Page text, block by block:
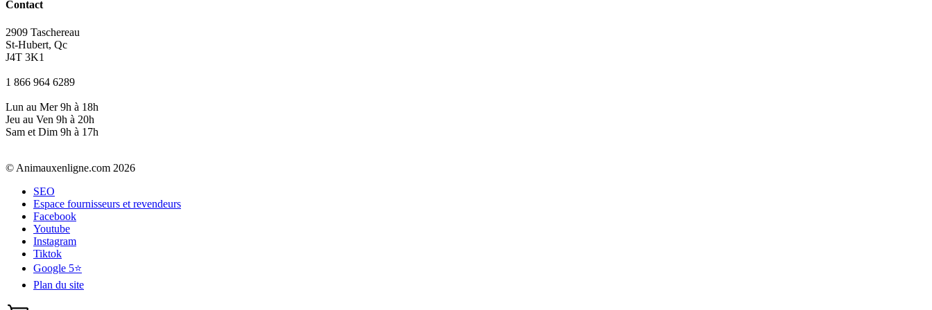
Contact
2909 Taschereau
St-Hubert, Qc
J4T 3K1
1 866 964 6289
Lun au Mer 9h à 18h
Jeu au Ven 9h à 20h
Sam et Dim 9h à 17h
© Animauxenligne.com 2026
SEO
Espace fournisseurs et revendeurs
Facebook
Youtube
Instagram
Tiktok
Google 5⭐
Plan du site